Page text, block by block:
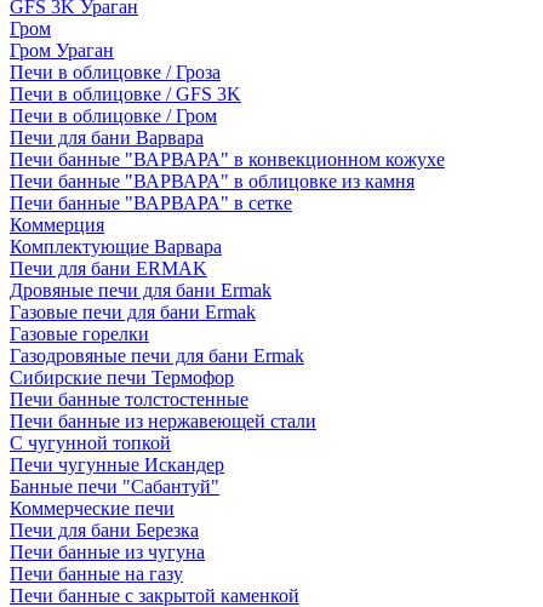
GFS 3K Ураган
Гром
Гром Ураган
Печи в облицовке / Гроза
Печи в облицовке / GFS 3K
Печи в облицовке / Гром
Печи для бани Варвара
Печи банные "ВАРВАРА" в конвекционном кожухе
Печи банные "ВАРВАРА" в облицовке из камня
Печи банные "ВАРВАРА" в сетке
Коммерция
Комплектующие Варвара
Печи для бани ERMAK
Дровяные печи для бани Ermak
Газовые печи для бани Ermak
Газовые горелки
Газодровяные печи для бани Ermak
Сибирские печи Термофор
Печи банные толстостенные
Печи банные из нержавеющей стали
С чугунной топкой
Печи чугунные Искандер
Банные печи "Сабантуй"
Коммерческие печи
Печи для бани Березка
Печи банные из чугуна
Печи банные на газу
Печи банные с закрытой каменкой